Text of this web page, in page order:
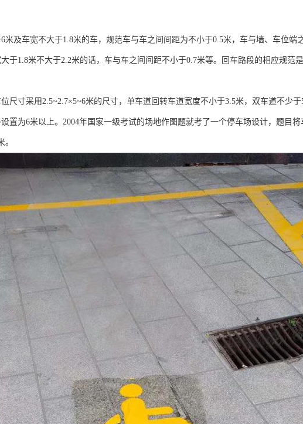
米及车宽不大于1.8米的车，规范车与车之间间距为不小于0.5米，车与墙、车位端
于1.8米不大于2.2米的话，车与车之间间距不小于0.7米等。回车路段的相应规范
尺寸采用2.5~2.7×5~6米的尺寸，单车道回转车道宽度不小于3.5米，双车道不少
置为6米以上。2004年国家一级考试的场地作图题就考了一个停车场设计，题目